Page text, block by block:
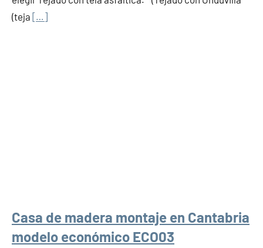
(teja […]
Casa de madera montaje en Cantabria
modelo económico ECO03